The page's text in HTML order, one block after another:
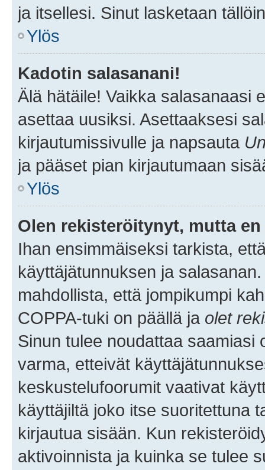
ja itsellesi. Sinut lasketaan
Ylös
Kadotin salasanani!
Älä hätäile! Vaikka salasanaasi
asettaa uusiksi. Asettaaksesi
kirjautumissivulle ja napsauta
ja pääset pian kirjautumaan
Ylös
Olen rekisteröitynyt, mutta
Ihan ensimmäiseksi tarkista,
käyttäjätunnuksen ja
mahdollista, että jompikumpi
COPPA-tuki on päällä ja olet
Sinun tulee noudattaa saamiasi
varma, etteivät
keskustelufoorumit vaativat
käyttäjiltä joko itse suoritettuna
kirjautua sisään. Kun
aktivoinnista ja kuinka se tulee